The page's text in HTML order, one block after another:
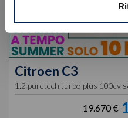
Citroen C3
1.2 puretech turbo plus 100cv
19.670 €